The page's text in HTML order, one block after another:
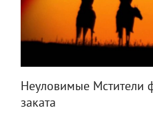
Неуловимые Мстители
заката